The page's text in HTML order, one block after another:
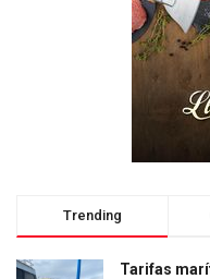
Trending
Tarifas